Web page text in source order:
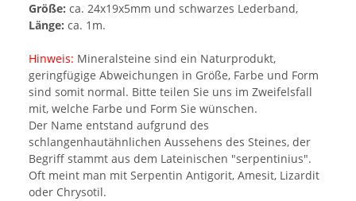
Größe: ca. 24x19x5mm und schwarzes Lederband,
Länge: ca. 1m.
Hinweis: Mineralsteine sind ein Naturprodukt,
geringfügige Abweichungen in Größe, Farbe und Form
sind somit normal. Bitte teilen Sie uns im Zweifelsfall
mit, welche Farbe und Form Sie wünschen.
Der Name entstand aufgrund des
schlangenhautähnlichen Aussehens des Steines, der
Begriff stammt aus dem Lateinischen "serpentinius".
Oft meint man mit Serpentin Antigorit, Amesit, Lizardit
oder Chrysotil.